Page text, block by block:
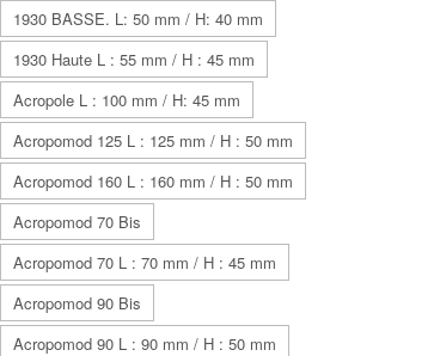
1930 BASSE. L: 50 mm / H: 40 mm
1930 Haute L : 55 mm / H : 45 mm
Acropole L : 100 mm / H: 45 mm
Acropomod 125 L : 125 mm / H : 50 mm
Acropomod 160 L : 160 mm / H : 50 mm
Acropomod 70 Bis
Acropomod 70 L : 70 mm / H : 45 mm
Acropomod 90 Bis
Acropomod 90 L : 90 mm / H : 50 mm